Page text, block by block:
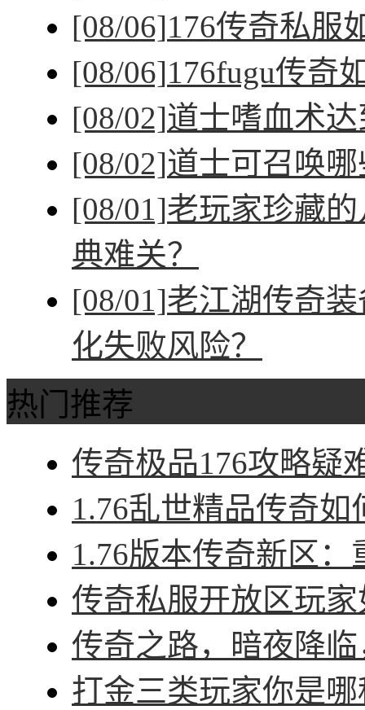
[08/06]176传奇私服
[08/06]176fugu传奇
[08/02]道士嗜血术
[08/02]道士可召唤
[08/01]老玩家珍藏
典难关？
[08/01]老江湖传奇
化失败风险？
热门推荐
传奇极品176攻略疑
1.76乱世精品传奇
1.76版本传奇新区
传奇私服开放区玩
传奇之路，暗夜降
打金三类玩家你是